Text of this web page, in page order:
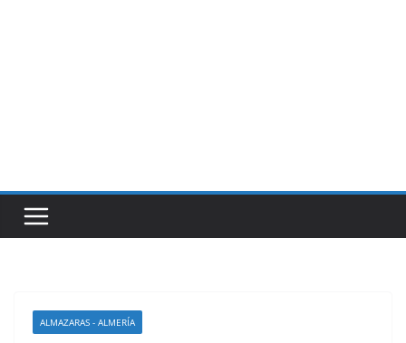
ALMAZARAS - ALMERÍA